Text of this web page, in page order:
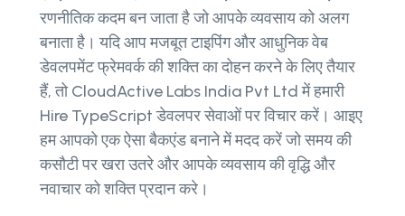
रणनीतिक कदम बन जाता है जो आपके व्यवसाय को अलग
बनाता है। यदि आप मजबूत टाइपिंग और आधुनिक वेब
डेवलपमेंट फ्रेमवर्क की शक्ति का दोहन करने के लिए तैयार
हैं, तो CloudActive Labs India Pvt Ltd में हमारी
Hire TypeScript डेवलपर सेवाओं पर विचार करें। आइए
हम आपको एक ऐसा बैकएंड बनाने में मदद करें जो समय की
कसौटी पर खरा उतरे और आपके व्यवसाय की वृद्धि और
नवाचार को शक्ति प्रदान करे।